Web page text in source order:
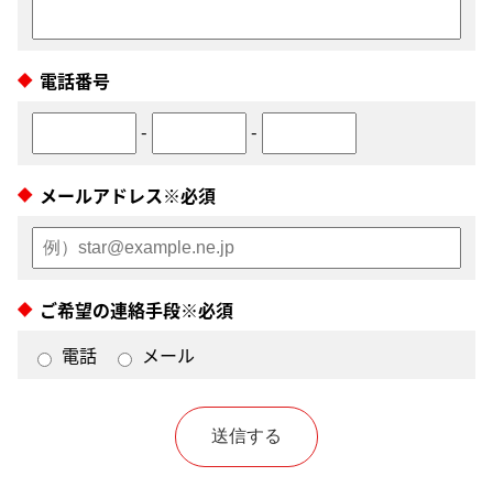
電話番号
-
-
メールアドレス※必須
ご希望の連絡手段※必須
電話
メール